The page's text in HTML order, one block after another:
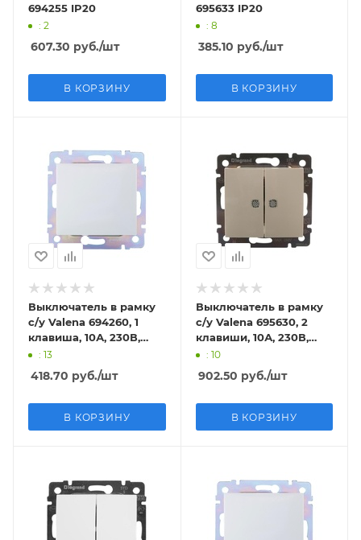
694255 IP20
: 2
607.30 руб./шт
В КОРЗИНУ
695633 IP20
: 8
385.10 руб./шт
В КОРЗИНУ
Выключатель в рамку
с/у Valena 694260, 1
клавиша, 10А, 230В,
IP20
: 13
418.70 руб./шт
В КОРЗИНУ
Выключатель в рамку
с/у Valena 695630, 2
клавиши, 10А, 230В,
IP20
: 10
902.50 руб./шт
В КОРЗИНУ